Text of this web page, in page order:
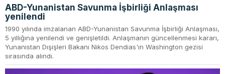
ABD-Yunanistan Savunma İşbirliği Anlaşması
yenilendi
1990 yılında imzalanan ABD-Yunanistan Savunma İşbirliği Anlaşması,
5 yıllığına yenilendi ve genişletildi. Anlaşmanın güncellenmesi kararı,
Yunanistan Dışişleri Bakanı Nikos Dendias'ın Washington gezisi
sırasında alındı.